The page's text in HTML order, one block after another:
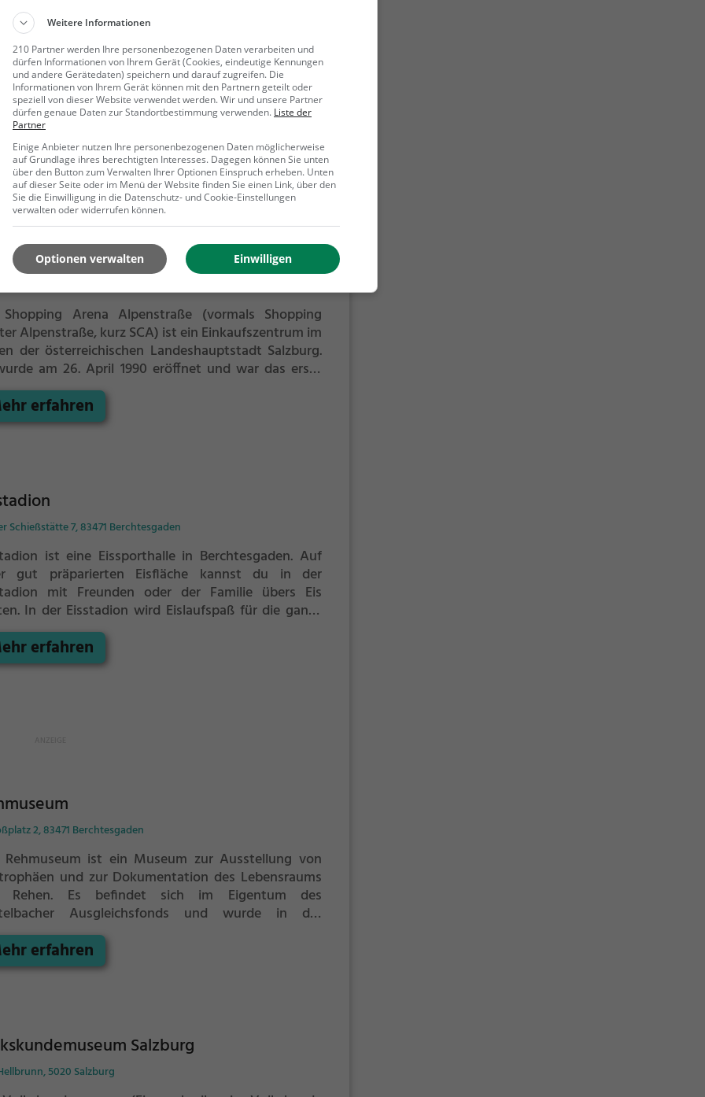
Watzmann Therme ist ein Erlebnisbad in
Egal ob jung oder alt, Adrenalinjunkie
Wasserratte - im Watzmann Therme kommt jeder
seine Kosten. Für einen Familienausflug, einen
oder einfach mit Freunden ist das
Therme genau die richtige Adresse.
Mehr erfahren
Arena Alpenstraße
114-116, 5020 Salzburg
Arena Alpenstraße (vormals Shopping
Alpenstraße, kurz SCA) ist ein Einkaufszentrum im
der österreichischen Landeshauptstadt Salzburg.
am 26. April 1990 eröffnet und war das erste
Art in der Stadt. Es hatte mit den beiden
links und rechts der Alpenstraße eine
von 13.000 m² (9.000 m² Verkaufsfläche).
erfahren
Schießstätte 7, 83471 Berchtesgaden
ist eine Eissporthalle in Berchtesgaden. Auf
gut präparierten Eisfläche kannst du in der
mit Freunden oder der Familie übers Eis
In der Eisstadion wird Eislaufspaß für die ganze
geboten. Kleinere Kinder oder Anfänger können
mit Laufhilfen aufs Eis wagen.
erfahren
2, 83471 Berchtesgaden
Rehmuseum ist ein Museum zur Ausstellung von
und zur Dokumentation des Lebensraums
Rehen. Es befindet sich im Eigentum des
Ausgleichsfonds und wurde in der
Stallung gegenüber dem Königlichen Schloss
eingerichtet. Die Sammlung wurde
Albrecht Herzog von Bayern zusammengetragen.
erfahren
Salzburg
5020 Salzburg
Weitere Informationen
210 Partner werden Ihre personenbezogenen Daten verarbeiten und
dürfen Informationen von Ihrem Gerät (Cookies, eindeutige Kennungen
und andere Gerätedaten) speichern und darauf zugreifen. Die
Informationen von Ihrem Gerät können mit den Partnern geteilt oder
speziell von dieser Website verwendet werden. Wir und unsere Partner
dürfen genaue Daten zur Standortbestimmung verwenden. Liste der
Partner
Einige Anbieter nutzen Ihre personenbezogenen Daten möglicherweise
auf Grundlage ihres berechtigten Interesses. Dagegen können Sie unten
über den Button zum Verwalten Ihrer Optionen Einspruch erheben. Unten
auf dieser Seite oder im Menü der Website finden Sie einen Link, über den
Sie die Einwilligung in die Datenschutz- und Cookie-Einstellungen
verwalten oder widerrufen können.
Einwilligen
Optionen verwalten